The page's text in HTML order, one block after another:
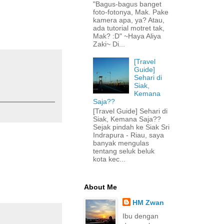
"Bagus-bagus banget
foto-fotonya, Mak. Pake
kamera apa, ya? Atau,
ada tutorial motret tak,
Mak? :D" ~Haya Aliya
Zaki~ Di...
[Travel
Guide]
Sehari di
Siak,
Kemana
Saja??
[Travel Guide] Sehari di
Siak, Kemana Saja??
Sejak pindah ke Siak Sri
Indrapura - Riau, saya
banyak mengulas
tentang seluk beluk
kota kec...
About Me
HM Zwan
Ibu dengan